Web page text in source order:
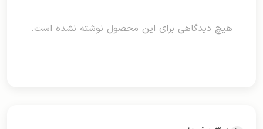
هیچ دیدگاهی برای این محصول نوشته نشده است.